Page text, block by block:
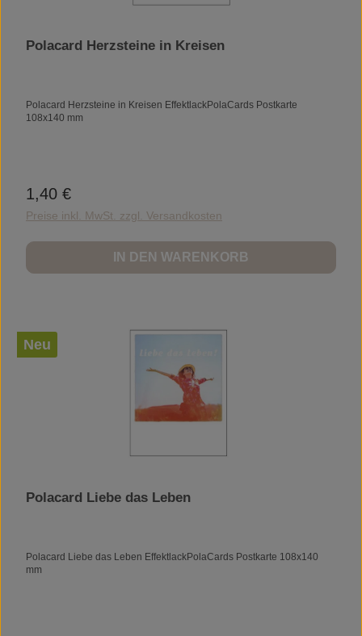
Polacard Herzsteine in Kreisen
Polacard Herzsteine in Kreisen EffektlackPolaCards Postkarte
108x140 mm
Regulärer Preis:
1,40 €
Preise inkl. MwSt. zzgl. Versandkosten
IN DEN WARENKORB
Neu
Polacard Liebe das Leben
Polacard Liebe das Leben EffektlackPolaCards Postkarte 108x140
mm